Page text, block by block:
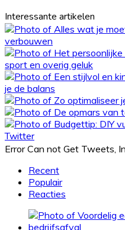
Interessante artikelen
Twitter
Error Can not Get Tweets,
Recent
Populair
Reacties